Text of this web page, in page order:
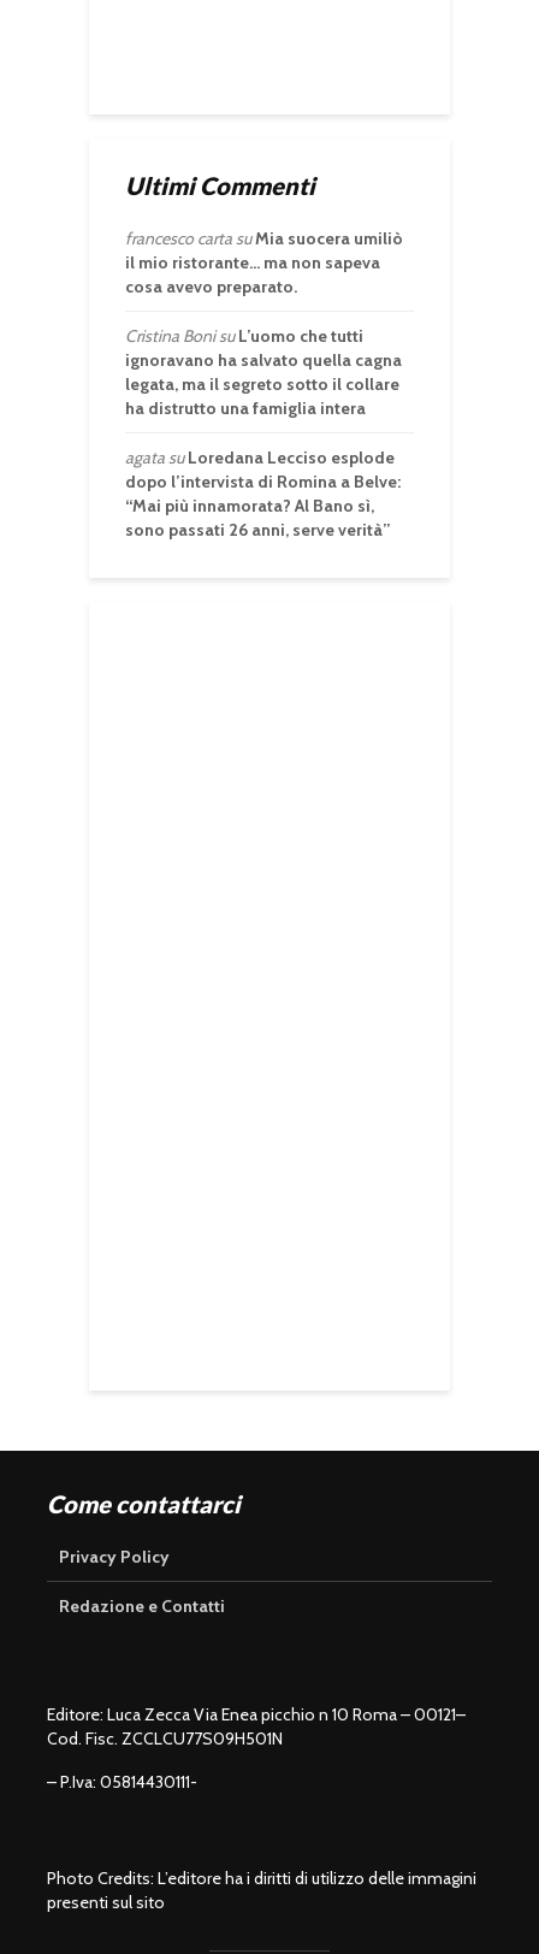
Ultimi Commenti
francesco cartasuMia suocera umiliò
il mio ristorante… ma non sapeva
cosa avevo preparato.
Cristina BonisuL’uomo che tutti
ignoravano ha salvato quella cagna
legata, ma il segreto sotto il collare
ha distrutto una famiglia intera
agatasuLoredana Lecciso esplode
dopo l’intervista di Romina a Belve:
“Mai più innamorata? Al Bano sì,
sono passati 26 anni, serve verità”
Come contattarci
Privacy Policy
Redazione e Contatti
Editore: Luca Zecca Via Enea picchio n 10 Roma – 00121–
Cod. Fisc. ZCCLCU77S09H501N
– P.Iva: 05814430111-
Photo Credits: L’editore ha i diritti di utilizzo delle immagini
presenti sul sito